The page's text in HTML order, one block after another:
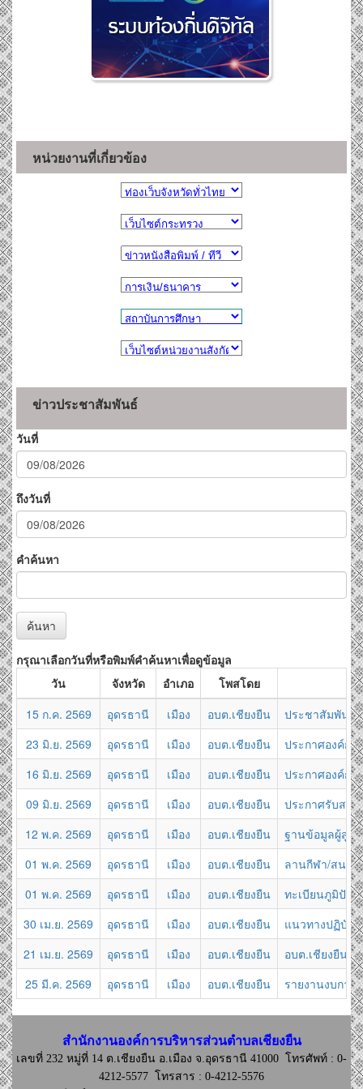
หน่วยงานที่เกี่ยวข้อง
ข่าวประชาสัมพันธ์
วันที่
ถึงวันที่
คำค้นหา
ค้นหา
กรุณาเลือกวันที่หรือพิมพ์คำค้นหาเพื่อดูข้อมูล
วัน
จังหวัด อำเภอ
โพสโดย
15 ก.ค. 2569
อุดรธานี เมือง อบต.เชียงยืน
ประชาสัมพันธ์
23 มิ.ย. 2569
อุดรธานี เมือง อบต.เชียงยืน
ประกาศองค์กา
16 มิ.ย. 2569
อุดรธานี เมือง อบต.เชียงยืน
ประกาศองค์กา
09 มิ.ย. 2569
อุดรธานี เมือง อบต.เชียงยืน
ประกาศรับสมั
12 พ.ค. 2569
อุดรธานี เมือง อบต.เชียงยืน
ฐานข้อมูลผู้สูงอ
01 พ.ค. 2569
อุดรธานี เมือง อบต.เชียงยืน
ลานกีฬา/สนาม
01 พ.ค. 2569
อุดรธานี เมือง อบต.เชียงยืน
ทะเบียนภูมิปัญ
30 เม.ย. 2569
อุดรธานี เมือง อบต.เชียงยืน
แนวทางปฏิบัติ
21 เม.ย. 2569
อุดรธานี เมือง อบต.เชียงยืน
อบต.เชียงยืน
25 มี.ค. 2569
อุดรธานี เมือง อบต.เชียงยืน รายงานงบกา
สำนักงานองค์การบริหารส่วนตำบลเชียงยืน
เลขที่ 232 หมู่ที่ 14 ต.เชียงยืน อ.เมือง จ.อุดรธานี 41000
โทรศัพท์ : 0-
4212-5577 โทรสาร : 0-4212-5576